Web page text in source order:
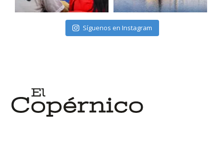
Síguenos en Instagram